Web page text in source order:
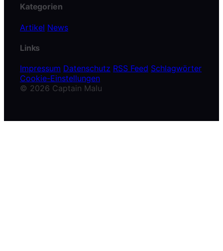
Kategorien
Artikel News
Links
Impressum Datenschutz RSS Feed Schlagwörter
Cookie-Einstellungen
© 2026 Captain Malu